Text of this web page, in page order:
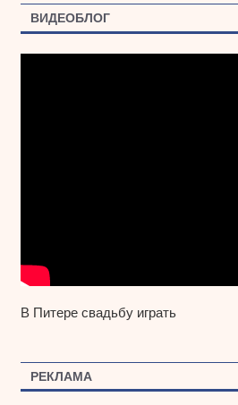
ВИДЕОБЛОГ
В Питере свадьбу играть
РЕКЛАМА